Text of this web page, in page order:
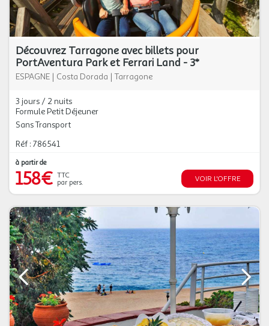
Découvrez Tarragone avec billets pour
PortAventura Park et Ferrari Land - 3*
ESPAGNE | Costa Dorada |Tarragone
3 jours / 2 nuits
Formule Petit Déjeuner
Sans Transport
Réf : 786541
à partir de
158€ TTC
par pers.
VOIR L'OFFRE